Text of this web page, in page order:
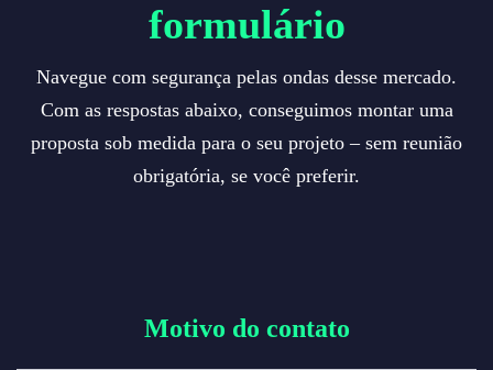
formulário
Navegue com segurança pelas ondas desse mercado.
Com as respostas abaixo, conseguimos montar uma
proposta sob medida para o seu projeto – sem reunião
obrigatória, se você preferir.
Motivo do contato